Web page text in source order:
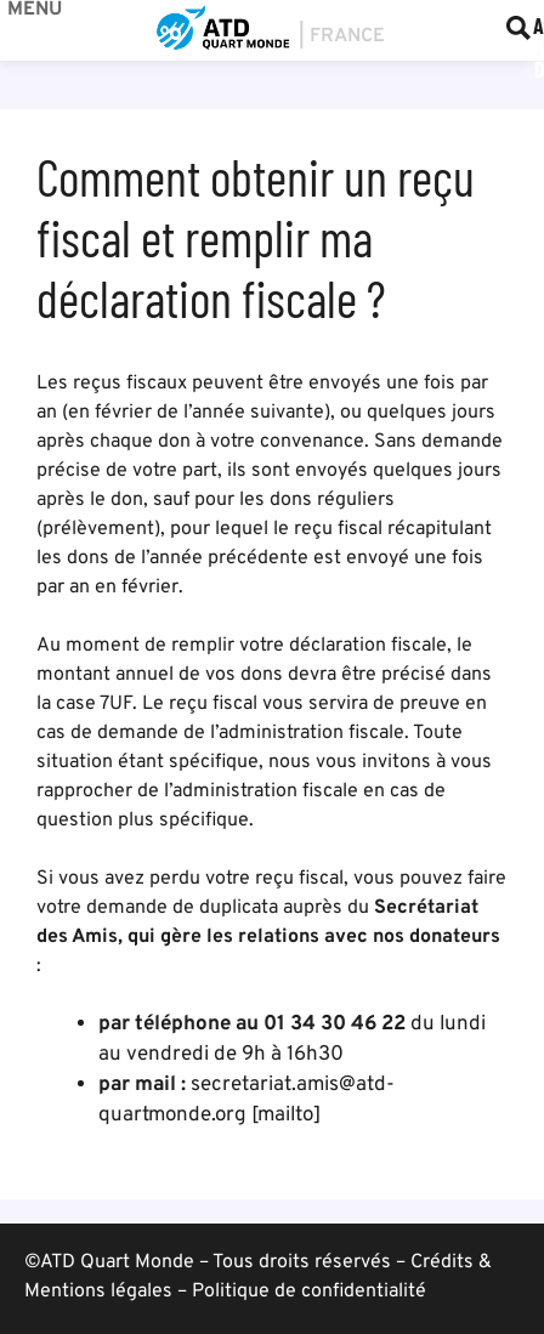
MENU
Comment obtenir un reçu
fiscal et remplir ma
déclaration fiscale ?
Les reçus fiscaux peuvent être envoyés une fois par
an (en février de l’année suivante), ou quelques jours
après chaque don à votre convenance. Sans demande
précise de votre part, ils sont envoyés quelques jours
après le don, sauf pour les dons réguliers
(prélèvement), pour lequel le reçu fiscal récapitulant
les dons de l’année précédente est envoyé une fois
par an en février.
Au moment de remplir votre déclaration fiscale, le
montant annuel de vos dons devra être précisé dans
la case 7UF. Le reçu fiscal vous servira de preuve en
cas de demande de l’administration fiscale. Toute
situation étant spécifique, nous vous invitons à vous
rapprocher de l’administration fiscale en cas de
question plus spécifique.
Si vous avez perdu votre reçu fiscal, vous pouvez faire
votre demande de duplicata auprès du Secrétariat
des Amis, qui gère les relations avec nos donateurs
:
par téléphone au 01 34 30 46 22 du lundi
au vendredi de 9h à 16h30
par mail : secretariat.amis@atd-
quartmonde.org [mailto]
©ATD Quart Monde – Tous droits réservés – Crédits &
Mentions légales – Politique de confidentialité